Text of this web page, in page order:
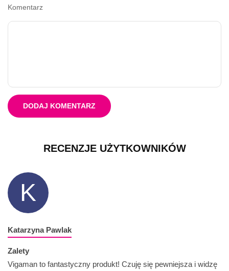
Komentarz
DODAJ KOMENTARZ
RECENZJE UŻYTKOWNIKÓW
K
Katarzyna Pawlak
Zalety
Vigaman to fantastyczny produkt! Czuję się pewniejsza i widzę